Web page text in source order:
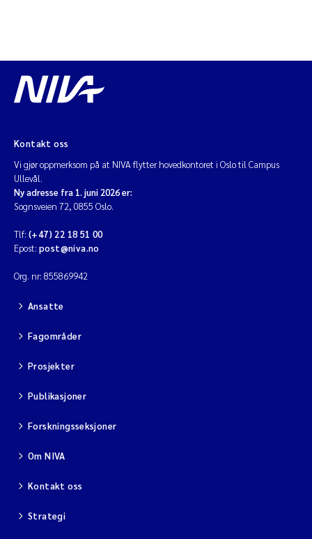
Kontakt oss
Vi gjør oppmerksom på at NIVA flytter hovedkontoret i Oslo til Campus
Ullevål.
Ny adresse fra 1. juni 2026 er:
Sognsveien 72, 0855 Oslo.
Tlf: (+47) 22 18 51 00
Epost: post@niva.no
Org. nr: 855869942
Ansatte
Fagområder
Prosjekter
Publikasjoner
Forskningsseksjoner
Om NIVA
Kontakt oss
Strategi